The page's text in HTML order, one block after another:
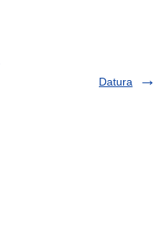
Datura